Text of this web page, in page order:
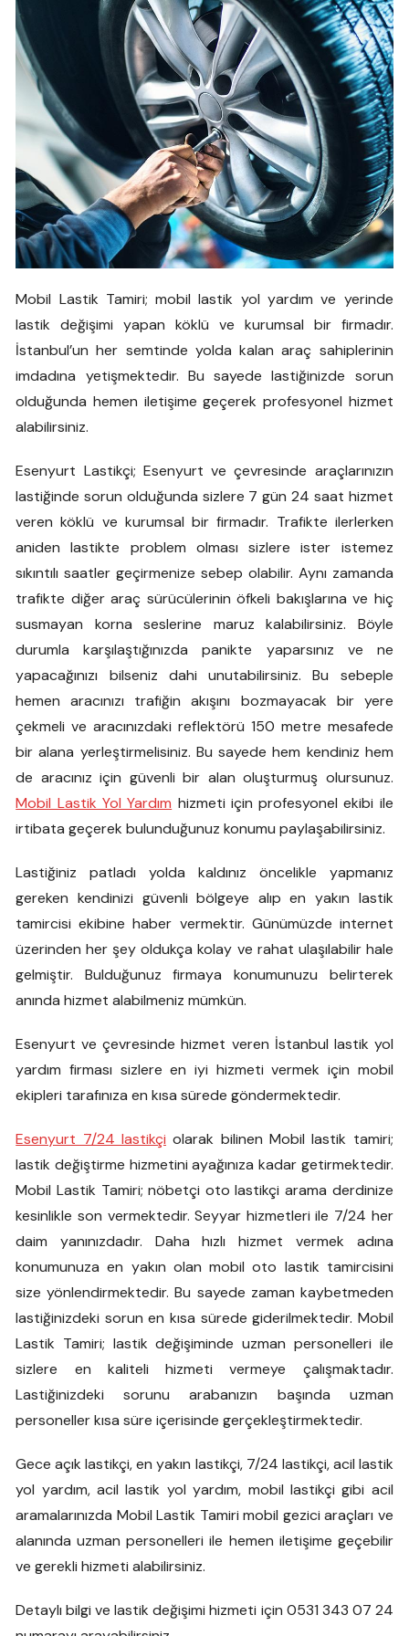
Mobil Lastik Tamiri; mobil lastik yol yardım ve yerinde
lastik değişimi yapan köklü ve kurumsal bir firmadır.
İstanbul’un her semtinde yolda kalan araç sahiplerinin
imdadına yetişmektedir. Bu sayede lastiğinizde sorun
olduğunda hemen iletişime geçerek profesyonel hizmet
alabilirsiniz.
Esenyurt Lastikçi; Esenyurt ve çevresinde araçlarınızın
lastiğinde sorun olduğunda sizlere 7 gün 24 saat hizmet
veren köklü ve kurumsal bir firmadır. Trafikte ilerlerken
aniden lastikte problem olması sizlere ister istemez
sıkıntılı saatler geçirmenize sebep olabilir. Aynı zamanda
trafikte diğer araç sürücülerinin öfkeli bakışlarına ve hiç
susmayan korna seslerine maruz kalabilirsiniz. Böyle
durumla karşılaştığınızda panikte yaparsınız ve ne
yapacağınızı bilseniz dahi unutabilirsiniz. Bu sebeple
hemen aracınızı trafiğin akışını bozmayacak bir yere
çekmeli ve aracınızdaki reflektörü 150 metre mesafede
bir alana yerleştirmelisiniz. Bu sayede hem kendiniz hem
de aracınız için güvenli bir alan oluşturmuş olursunuz.
Mobil Lastik Yol Yardım hizmeti için profesyonel ekibi ile
irtibata geçerek bulunduğunuz konumu paylaşabilirsiniz.
Lastiğiniz patladı yolda kaldınız öncelikle yapmanız
gereken kendinizi güvenli bölgeye alıp en yakın lastik
tamircisi ekibine haber vermektir. Günümüzde internet
üzerinden her şey oldukça kolay ve rahat ulaşılabilir hale
gelmiştir. Bulduğunuz firmaya konumunuzu belirterek
anında hizmet alabilmeniz mümkün.
Esenyurt ve çevresinde hizmet veren İstanbul lastik yol
yardım firması sizlere en iyi hizmeti vermek için mobil
ekipleri tarafınıza en kısa sürede göndermektedir.
Esenyurt 7/24 lastikçi olarak bilinen Mobil lastik tamiri;
lastik değiştirme hizmetini ayağınıza kadar getirmektedir.
Mobil Lastik Tamiri; nöbetçi oto lastikçi arama derdinize
kesinlikle son vermektedir. Seyyar hizmetleri ile 7/24 her
daim yanınızdadır. Daha hızlı hizmet vermek adına
konumunuza en yakın olan mobil oto lastik tamircisini
size yönlendirmektedir. Bu sayede zaman kaybetmeden
lastiğinizdeki sorun en kısa sürede giderilmektedir. Mobil
Lastik Tamiri; lastik değişiminde uzman personelleri ile
sizlere en kaliteli hizmeti vermeye çalışmaktadır.
Lastiğinizdeki sorunu arabanızın başında uzman
personeller kısa süre içerisinde gerçekleştirmektedir.
Gece açık lastikçi, en yakın lastikçi, 7/24 lastikçi, acil lastik
yol yardım, acil lastik yol yardım, mobil lastikçi gibi acil
aramalarınızda Mobil Lastik Tamiri mobil gezici araçları ve
alanında uzman personelleri ile hemen iletişime geçebilir
ve gerekli hizmeti alabilirsiniz.
Detaylı bilgi ve lastik değişimi hizmeti için 0531 343 07 24